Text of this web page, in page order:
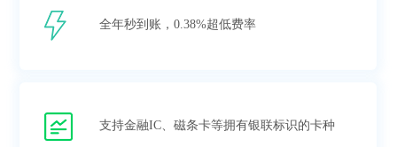
全年秒到账，0.38%超低费率
支持金融IC、磁条卡等拥有银联标识的卡种